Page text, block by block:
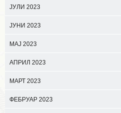
ЈУЛИ 2023
ЈУНИ 2023
МАЈ 2023
АПРИЛ 2023
МАРТ 2023
ФЕБРУАР 2023